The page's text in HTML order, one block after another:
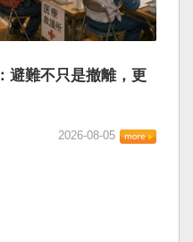
避難不只是撤離，更
2026-08-05